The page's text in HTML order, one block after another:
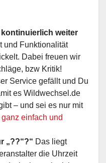
weiter
und Funktionalität
Dabei freuen wir
bzw Kritik!
Service gefällt und Du
es Wildwechsel.de
– und sei es nur mit
ganz einfach und
„??“?“ Das liegt
die Uhrzeit